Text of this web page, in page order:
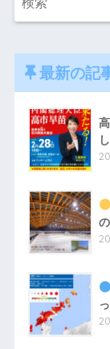
最新の記